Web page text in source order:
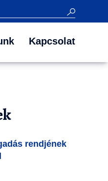
Kapcsolat
rendjének